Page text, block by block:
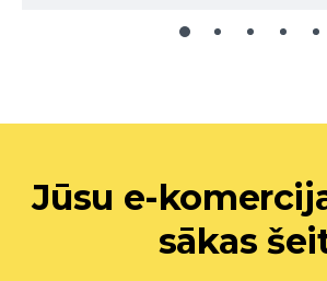
Jūsu e-
sākas